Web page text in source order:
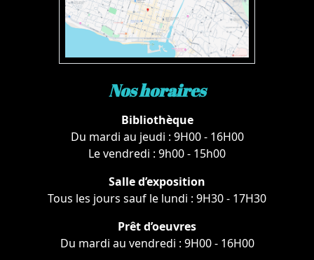
Nos horaires
Bibliothèque
Du mardi au jeudi : 9H00 - 16H00
Le vendredi : 9h00 - 15h00
Salle d’exposition
Tous les jours sauf le lundi : 9H30 - 17H30
Prêt d’oeuvres
Du mardi au vendredi : 9H00 - 16H00